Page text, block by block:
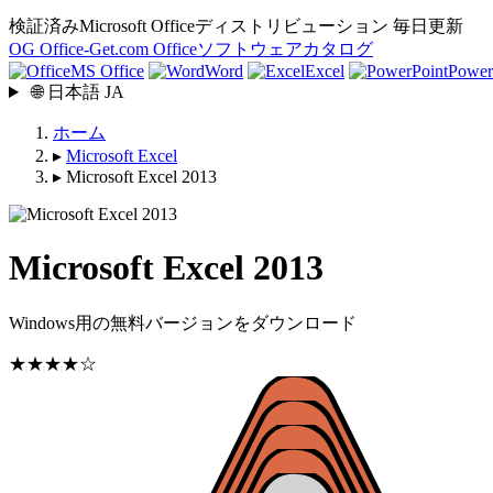
検証済みMicrosoft Officeディストリビューション 毎日更新
OG Office-Get.com Officeソフトウェアカタログ
MS Office
Word Excel
🌐 日本語 JA
ホーム
▸ Microsoft Excel
▸ Microsoft Excel 2013
Microsoft Excel 2013
Windows用の無料バージョンをダウンロード
★★★★☆